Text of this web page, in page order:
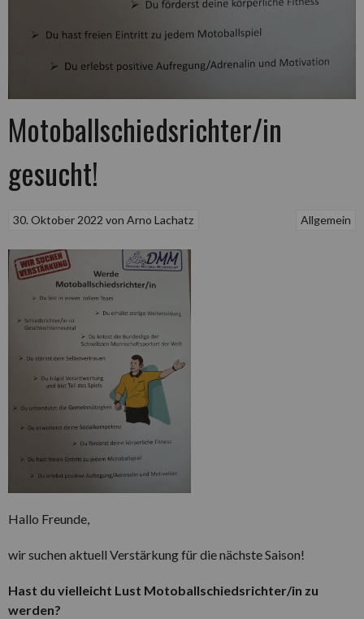
Motoballschiedsrichter/in
gesucht!
Allgemein
30. Oktober 2022 vonArno Lachatz
Hallo Freunde,
wir suchen aktuell Verstärkung für die nächste Saison!
Hast du vielleicht Lust Motoballschiedsrichter/in zu
werden?